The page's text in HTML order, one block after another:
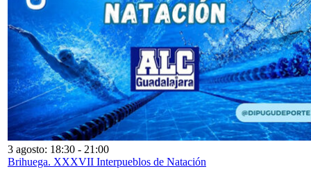
3 agosto: 18:30 - 21:00
Brihuega. XXXVII Interpueblos de Natación